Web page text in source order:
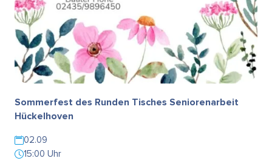
Sommerfest des Runden Tisches Seniorenarbeit
Hückelhoven
02.09
15:00 Uhr